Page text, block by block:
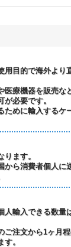
用目的で海外より
医療機器を販売な
必要です。
ために輸入するケ
ます。
から消費者個人に
人輸入できる数量
ご注文から1ヶ月
。